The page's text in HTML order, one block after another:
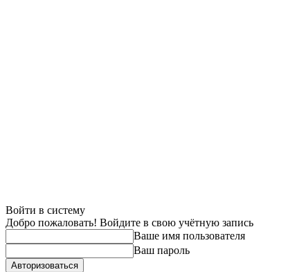
Войти в систему
Добро пожаловать! Войдите в свою учётную запись
Ваше имя пользователя
Ваш пароль